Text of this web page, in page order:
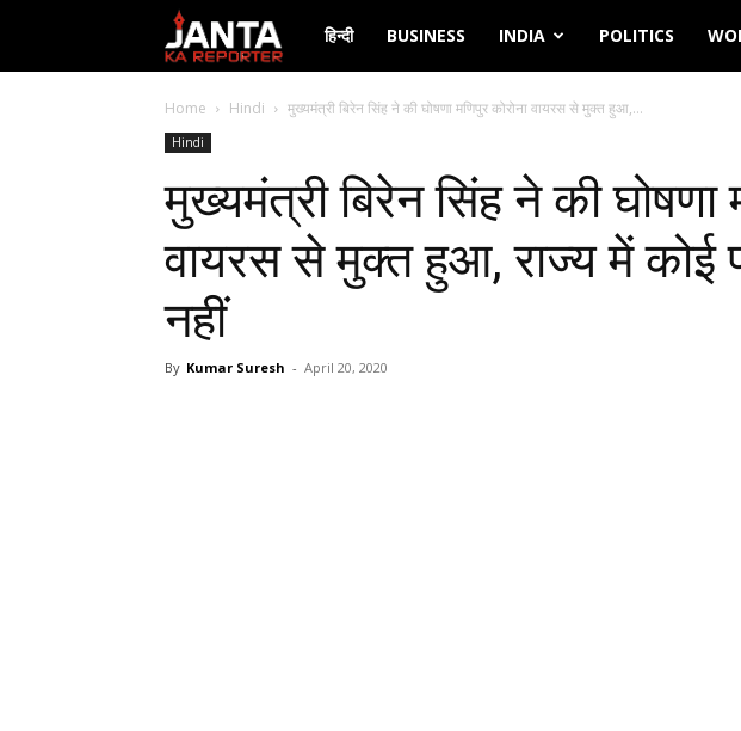
Janta
Ka
Reporter
हिन्दी BUSINESS INDIA POLITICS
Home Hindi मुख्यमंत्री बिरेन सिंह ने की घोषणा मणिपुर कोरोना वायरस से मुक्त हुआ,...
Hindi
मुख्यमंत्री बिरेन सिंह ने की घोषणा
वायरस से मुक्त हुआ, राज्य में कोई
नहीं
By Kumar Suresh - April 20, 2020